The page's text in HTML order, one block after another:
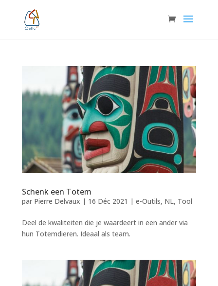
Schenk een Totem
par Pierre Delvaux | 16 Déc 2021 | e-Outils, NL, Tool
Deel de kwaliteiten die je waardeert in een ander via
hun Totemdieren. Ideaal als team.